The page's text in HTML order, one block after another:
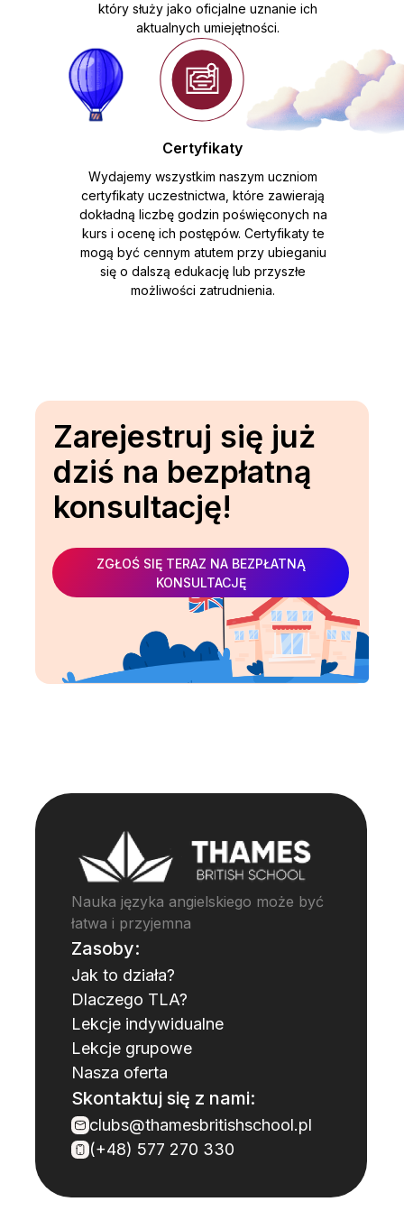
który służy jako oficjalne uznanie ich
aktualnych umiejętności.
Certyfikaty
Wydajemy wszystkim naszym uczniom
certyfikaty uczestnictwa, które zawierają
dokładną liczbę godzin poświęconych na
kurs i ocenę ich postępów. Certyfikaty te
mogą być cennym atutem przy ubieganiu
się o dalszą edukację lub przyszłe
możliwości zatrudnienia.
Zarejestruj się już
dziś na bezpłatną
konsultację!
ZGŁOŚ SIĘ TERAZ NA BEZPŁATNĄ
KONSULTACJĘ
Nauka języka angielskiego może być
łatwa i przyjemna
Zasoby:
Jak to działa?
Dlaczego TLA?
Lekcje indywidualne
Lekcje grupowe
Nasza oferta
Skontaktuj się z nami:
clubs@thamesbritishschool.pl
(+48) 577 270 330